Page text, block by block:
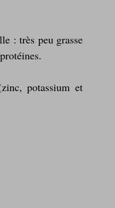
: très peu grasse
potassium et